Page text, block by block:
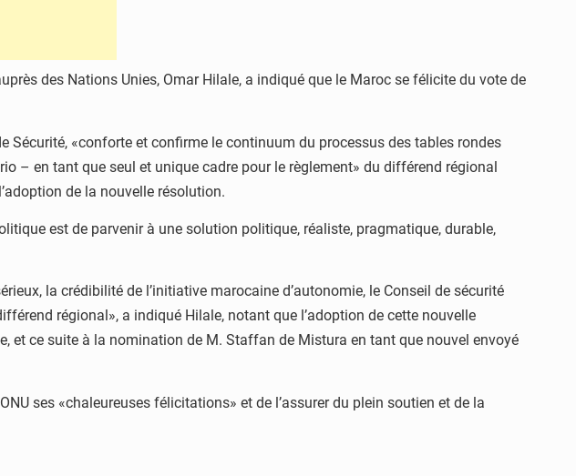
des Nations Unies, Omar Hilale, a indiqué que le Maroc se félicite du vote de
Sécurité, «conforte et confirme le continuum du processus des tables rondes
– en tant que seul et unique cadre pour le règlement» du différend régional
de la nouvelle résolution.
est de parvenir à une solution politique, réaliste, pragmatique, durable,
la crédibilité de l’initiative marocaine d’autonomie, le Conseil de sécurité
régional», a indiqué Hilale, notant que l’adoption de cette nouvelle
et ce suite à la nomination de M. Staffan de Mistura en tant que nouvel envoyé
ses «chaleureuses félicitations» et de l’assurer du plein soutien et de la